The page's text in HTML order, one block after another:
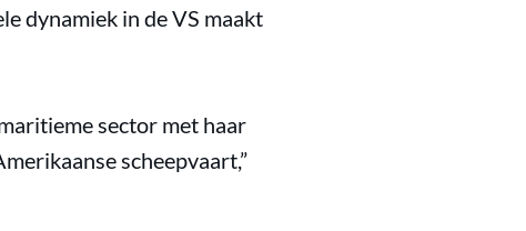
dynamiek in de VS maakt
sector met haar
scheepvaart,”